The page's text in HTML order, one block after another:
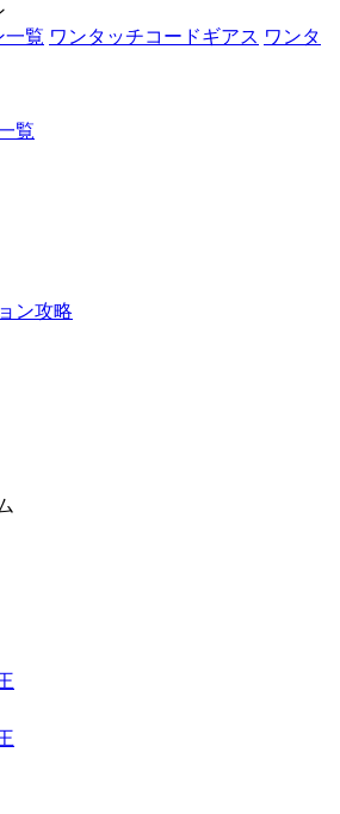
一覧 ワンタッチコードギアス ワンタ
覧
ン攻略